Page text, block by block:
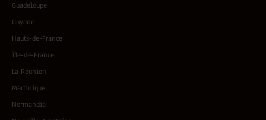
Guadeloupe
Guyane
Hauts-de-France
Île-de-France
La Réunion
Martinique
Normandie